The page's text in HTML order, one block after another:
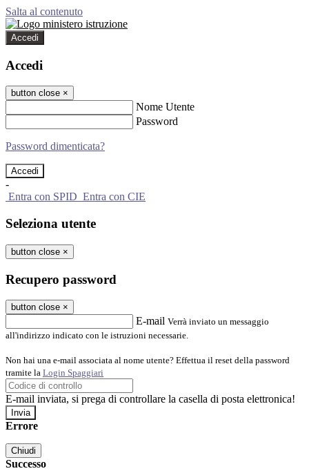
Salta al contenuto
Accedi
Accedi
button close ×
Nome Utente
Password
Password dimenticata?
-
Entra con SPID Entra con CIE
Seleziona utente
button close ×
Recupero password
button close ×
E-mail Verrà inviato un messaggio
all'indirizzo indicato con le istruzioni necessarie.
Non hai una e-mail associata al nome utente? Effettua il reset della password
tramite la Login Spaggiari
E-mail inviata, si prega di controllare la casella di posta elettronica!
Errore
Chiudi
Successo